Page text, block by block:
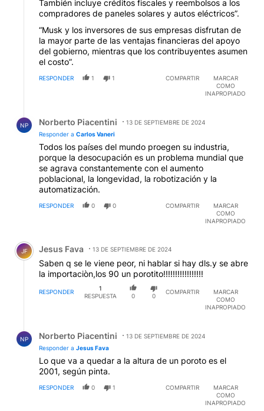
También incluye créditos fiscales y reembolsos a los
compradores de paneles solares y autos eléctricos”.
“Musk y los inversores de sus empresas disfrutan de
la mayor parte de las ventajas financieras del apoyo
del gobierno, mientras que los contribuyentes asumen
el costo”.
RESPONDER 1 1 COMPARTIR
MARCAR
COMO
INAPROPIADO
NP Norberto Piacentini
13 DE SEPTIEMBRE DE 2024
Responder a Carlos Vaneri
Todos los países del mundo proegen su industria,
porque la desocupación es un problema mundial que
se agrava constantemente con el aumento
poblacional, la longevidad, la robotización y la
automatización.
RESPONDER 0 0 COMPARTIR
MARCAR
COMO
INAPROPIADO
Comentario de Jesus Fava.
JF Jesus Fava 13 DE SEPTIEMBRE DE 2024
Saben q se le viene peor, ni hablar si hay dls.y se abre
la importaciòn,los 90 un porotito!!!!!!!!!!!!!!!!!
RESPONDER
1
RESPUESTA
0 0
COMPARTIR
MARCAR
COMO
INAPROPIADO
NP Norberto Piacentini
13 DE SEPTIEMBRE DE 2024
Responder a Jesus Fava
Lo que va a quedar a la altura de un poroto es el
2001, según pinta.
RESPONDER 0 1 COMPARTIR
MARCAR
COMO
INAPROPIADO